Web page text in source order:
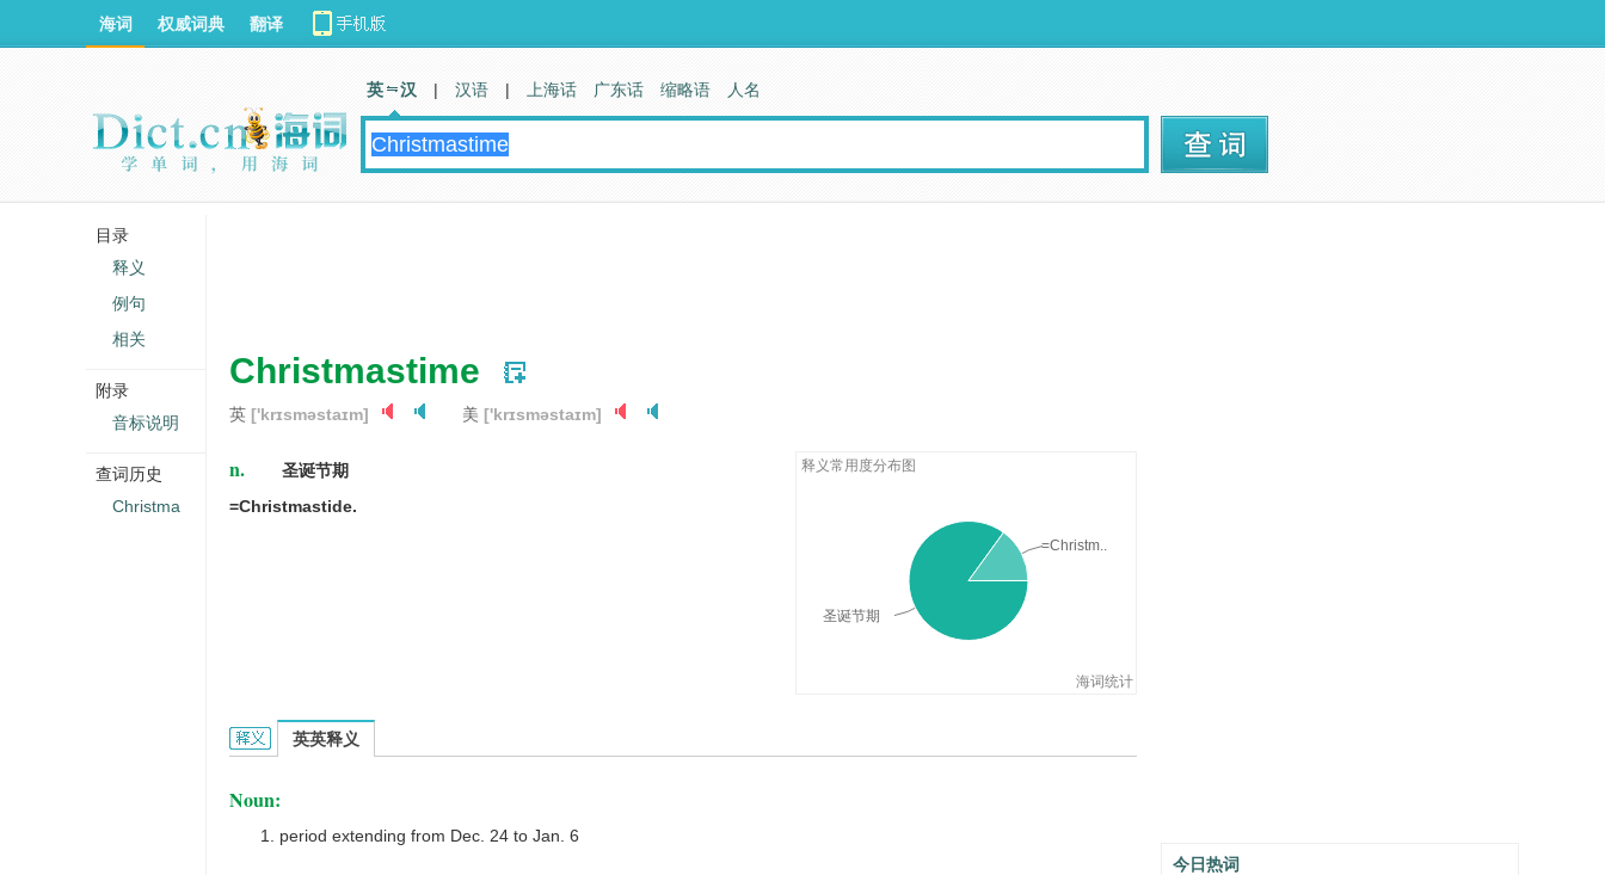
Christmastime
英 ['krɪsməstaɪm] 美 ['krɪsməstaɪm]
n.
圣诞节期
=Christmastide.
释义常用度分布图
海词统计
圣诞节期
=Christm..
Christmastime的英文翻译是什么意思，词典释义与在线翻译：
英英释义
Noun:
period extending from Dec. 24 to Jan. 6
今日热词
海词 权威词典 翻译
英 汉 | 汉语 | 上海话 广东话 缩略语 人名
目录
释义
例句
相关
附录
音标说明
查词历史
Christma